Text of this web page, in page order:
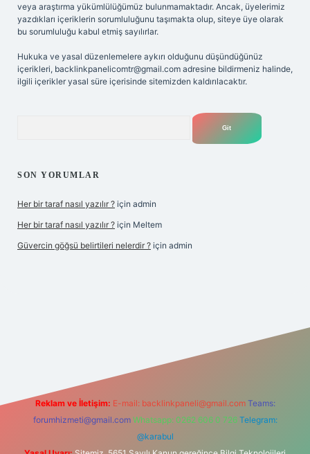
veya araştırma yükümlülüğümüz bulunmamaktadır. Ancak, üyelerimiz
yazdıkları içeriklerin sorumluluğunu taşımakta olup, siteye üye olarak
bu sorumluluğu kabul etmiş sayılırlar.
Hukuka ve yasal düzenlemelere aykırı olduğunu düşündüğünüz
içerikleri, backlinkpanelicomtr@gmail.com adresine bildirmeniz halinde,
ilgili içerikler yasal süre içerisinde sitemizden kaldırılacaktır.
SON YORUMLAR
Her bir taraf nasıl yazılır ? için admin
Her bir taraf nasıl yazılır ? için Meltem
Güvercin göğsü belirtileri nelerdir ? için admin
Reklam ve İletişim: E-mail: backlinkpaneli@gmail.com Teams:
forumhizmeti@gmail.com Whatsapp: 0262 606 0 726 Telegram:
@karabul